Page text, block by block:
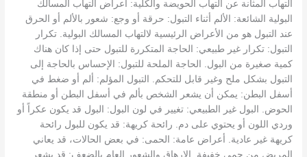
التهاب المثانة عن التهاب الحويضة والكلية: أعراض التهاب المسالك
البولية الشائعة: الألم أثناء التبول: حرقة أو وجع: شعور بالألم أو الحرق
عند التبول هو من الأعراض الرئيسية لالتهاب المسالك البولية. تكرار
التبول: تكرار غير طبيعي: الحاجة المتكررة للتبول حتى إذا كان هناك
كمية صغيرة من البول. الحاجة الملحة للتبول: الإحساس بالحاجة إلى
التبول بشكل ملح وغير قابل للتحكم. التبول المؤلم: ألم أو ضغط في
أسفل البطن: يمكن أن يشعر الشخص بألم في أسفل البطن أو منطقة
الحوض. البول غير الطبيعي: تغيير في لون البول: البول قد يكون عكراً أو
وردي اللون أو يحتوي على دم. رائحة كريهة: قد يكون للبول رائحة
كريهة غير عادية. أعراض عامة: الحمى: في بعض الحالات، قد يعاني
المريض من حمى خفيفة. الإرهاق والشعور العام بالضعف: قد يشعر